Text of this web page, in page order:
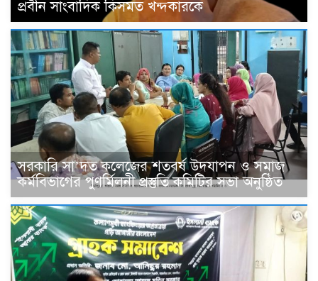
প্রবীন সাংবাদিক কিসমত খন্দকারকে
সরকারি সা’দত কলেজের শতবর্ষ উদযাপন ও সমাজ
কর্মবিভাগের পুণর্মিলনী প্রস্তুতি কমিটির সভা অনুষ্ঠিত